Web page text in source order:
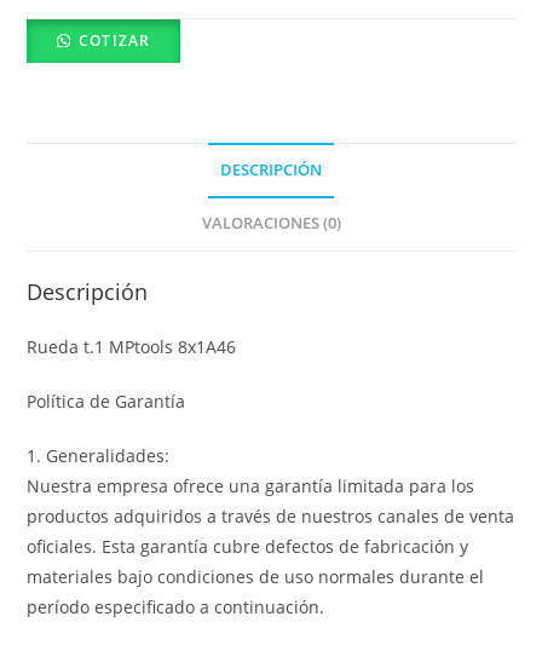
COTIZAR
DESCRIPCIÓN
VALORACIONES (0)
Descripción
Rueda t.1 MPtools 8x1A46
Política de Garantía
1. Generalidades:
Nuestra empresa ofrece una garantía limitada para los
productos adquiridos a través de nuestros canales de venta
oficiales. Esta garantía cubre defectos de fabricación y
materiales bajo condiciones de uso normales durante el
período especificado a continuación.